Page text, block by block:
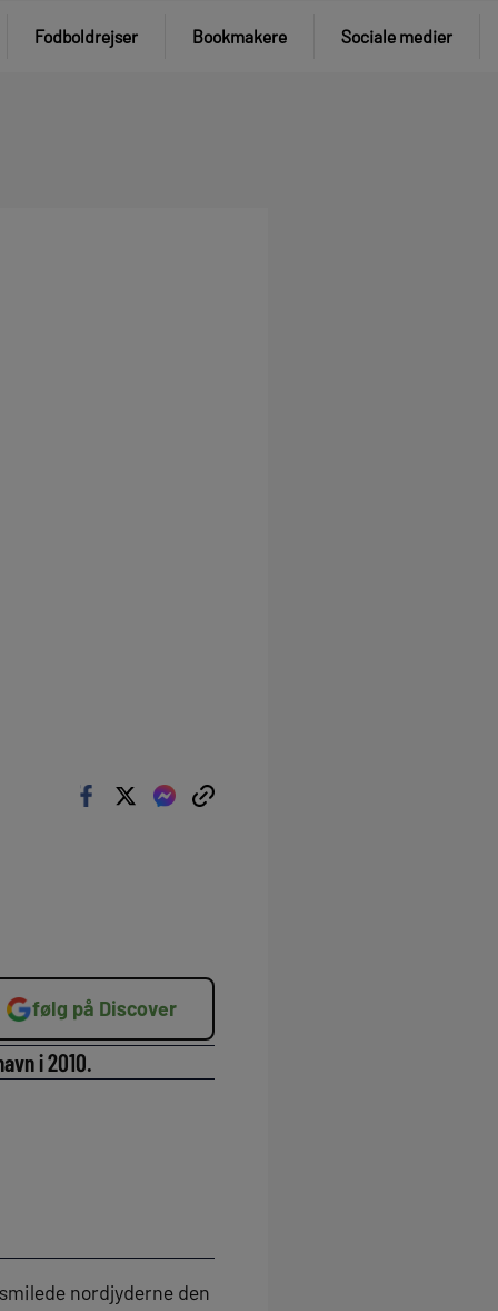
Fodboldrejser Bookmakere Sociale medier
følg på Discover
i 2010.
nordjyderne den